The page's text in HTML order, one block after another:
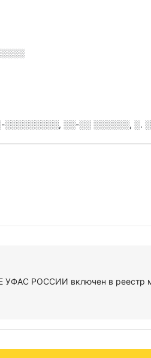
░░-░░ ░░░░░░, ░.
УФАС РОССИИ включен в реестр